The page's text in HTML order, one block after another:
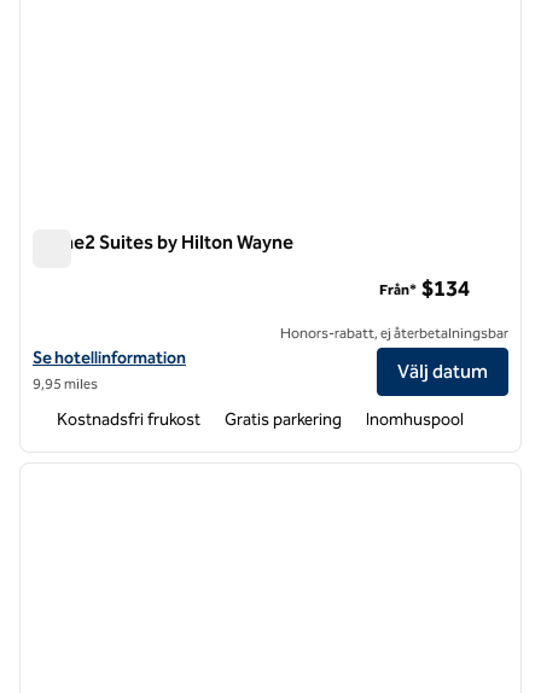
Home2 Suites by Hilton Wayne
Visa hotelluppgifter för Home2 Suites by Hilton Wayne
Se hotellinformation
9,95 miles
Från* $134
Honors-rabatt, ej återbetalningsbar
Välj datum
Kostnadsfri frukost Gratis parkering Inomhuspool
1 av 12
nästa